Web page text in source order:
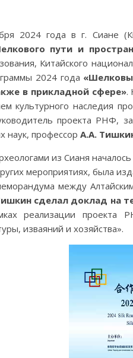
2024 года в г. Сиане
пути и
Китайского
2024 года
в прикладной сфере».
культурного наследия
проекта РНФ,
наук, профессор А.А.
из Сианя
мероприятиях, была
между
сделал доклад на
реализации проекта
изваяний и хозяйства».